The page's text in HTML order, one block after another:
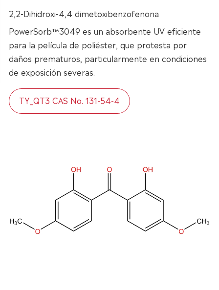
2,2-Dihidroxi-4,4 dimetoxibenzofenona
PowerSorb™3049 es un absorbente UV eficiente
para la película de poliéster, que protesta por
daños prematuros, particularmente en condiciones
de exposición severas.
TY_QT3 CAS No. 131-54-4